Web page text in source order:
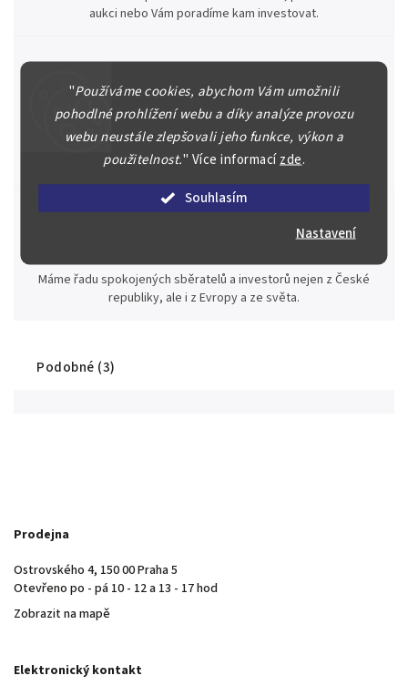
"Používáme cookies, abychom Vám umožnili
pohodlné prohlížení webu a díky analýze provozu
webu neustále zlepšovali jeho funkce, výkon a
použitelnost." Více informacízde.
Souhlasím
Nastavení
aukci nebo Vám poradíme kam investovat.
Jsme zde pro Vás nepřetržitě již od roku 2000
Během té doby jsme v našich aukcích prodali významné sbírky i
jednotlivé kusy unikátních mincí, bankovek, řádů a vyznamenání
za rekordní ceny.
Máme řadu spokojených sběratelů a investorů nejen z České
republiky, ale i z Evropy a ze světa.
Podobné (3)
Prodejna
Ostrovského 4, 150 00 Praha 5
Otevřeno po - pá 10 - 12 a 13 - 17 hod
Zobrazit na mapě
Elektronický kontakt